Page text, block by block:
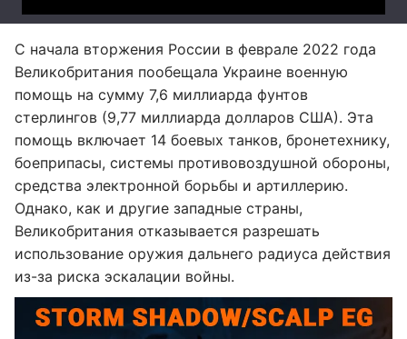
С начала вторжения России в феврале 2022 года
Великобритания пообещала Украине военную
помощь на сумму 7,6 миллиарда фунтов
стерлингов (9,77 миллиарда долларов США). Эта
помощь включает 14 боевых танков, бронетехнику,
боеприпасы, системы противовоздушной обороны,
средства электронной борьбы и артиллерию.
Однако, как и другие западные страны,
Великобритания отказывается разрешать
использование оружия дальнего радиуса действия
из-за риска эскалации войны.